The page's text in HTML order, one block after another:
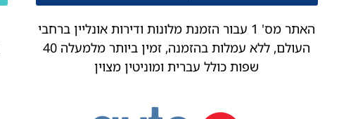
האתר מס' 1 עבור הזמנת מלונות ודירות אונליין ברחבי
העולם, ללא עמלות בהזמנה, זמין ביותר מלמעלה 40
שפות כולל עברית ומוניטין מצוין